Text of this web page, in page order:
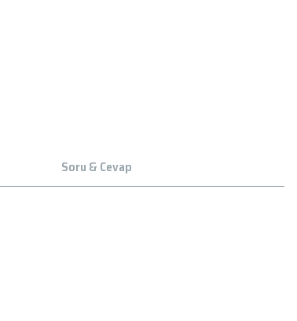
Soru & Cevap